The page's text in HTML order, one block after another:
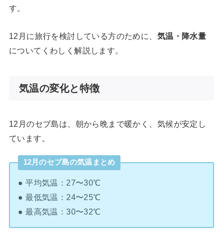
す。
12月に旅行を検討している方のために、 気温・降水量
についてくわしく解説します。
気温の変化と特徴
12月のセブ島は、朝から晩まで暖かく、気候が安定し
ています。
12月のセブ島の気温まとめ
● 平均気温：27〜30℃
● 最低気温：24〜25℃
● 最高気温：30〜32℃